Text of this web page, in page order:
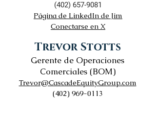
(402) 657-9081
Página de LinkedIn de Jim
Conectarse en X
Trevor Stotts
Gerente de Operaciones
Comerciales (BOM)
Trevor@CascadeEquityGroup.com
(402) 969-0113